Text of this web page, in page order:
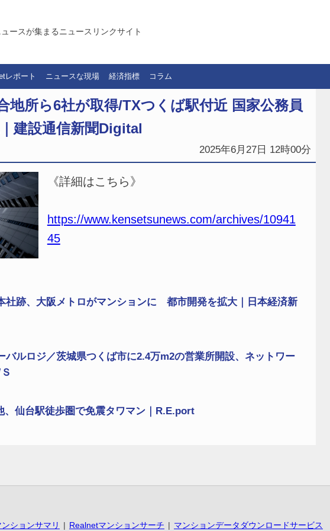
ースが集まるニュースリンクサイト
レポート ニュースな現場 経済指標 コラム
地所ら6社が取得/TXつくば駅付近 国家公務員
建設通信新聞Digital
2025年6月27日 12時00分
《詳細はこちら》
https://www.kensetsunews.com/archives/10941
45
社跡、大阪メトロがマンションに 都市開発を拡大｜日本経済新
バルロジ／茨城県つくば市に2.4万m2の営業所開設、ネットワー
、仙台駅徒歩圏で免震タワマン｜R.E.port
ションサマリ Realnetマンションサーチ マンションデータダウンロードサービス